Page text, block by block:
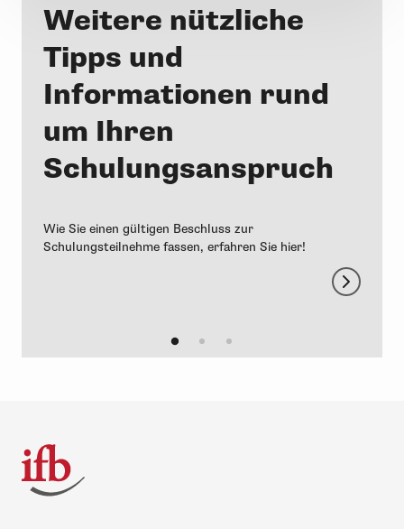
Weitere nützliche
Tipps und
Informationen rund
um Ihren
Schulungsanspruch
Wie Sie einen gültigen Beschluss zur
Schulungsteilnehme fassen, erfahren Sie hier!